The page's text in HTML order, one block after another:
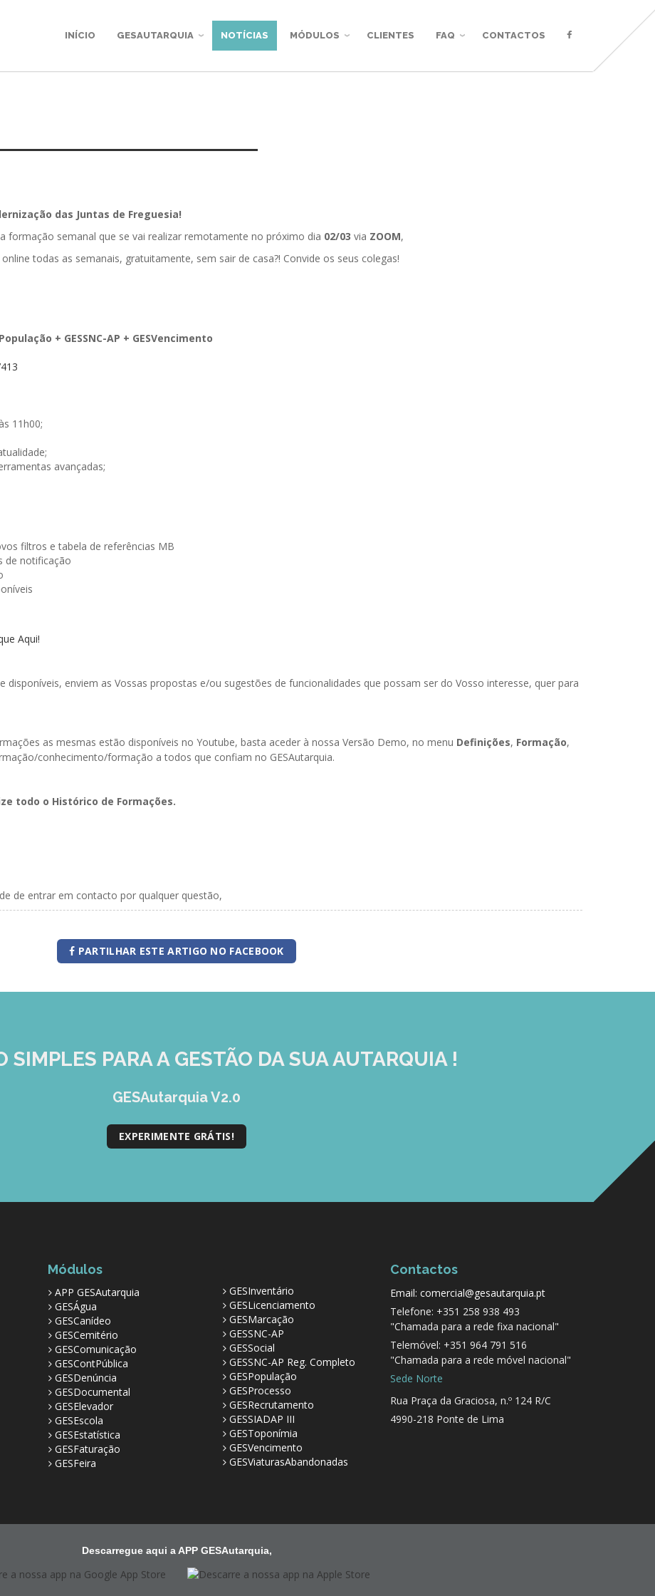
INÍCIO GESAUTARQUIA NOTÍCIAS MÓDULOS CLIENTES FAQ CONTACTOS
das Juntas de Freguesia!
formação semanal que se vai realizar remotamente no próximo dia 02/03 via ZOOM,
todas as semanais, gratuitamente, sem sair de casa?! Convide os seus colegas!
+ GESSNC-AP + GESVencimento
11h00;
avançadas;
filtros e tabela de referências MB
de notificação
Aqui!
disponíveis, enviem as Vossas propostas e/ou sugestões de funcionalidades que possam ser do Vosso interesse, quer para
as mesmas estão disponíveis no Youtube, basta aceder à nossa Versão Demo, no menu Definições, Formação,
conhecimento/formação a todos que confiam no GESAutarquia.
todo o Histórico de Formações.
de entrar em contacto por qualquer questão,
PARTILHAR ESTE ARTIGO NO FACEBOOK
SIMPLES PARA A GESTÃO DA SUA AUTARQUIA !
GESAutarquia V2.0
EXPERIMENTE GRÁTIS!
Módulos
APP GESAutarquia
GESÁgua
GESCanídeo
GESCemitério
GESComunicação
GESContPública
GESDenúncia
GESDocumental
GESElevador
GESEscola
GESEstatística
GESFaturação
GESFeira
GESInventário
GESLicenciamento
GESMarcação
GESSNC-AP
GESSocial
GESSNC-AP Reg. Completo
GESPopulação
GESProcesso
GESRecrutamento
GESSIADAP III
GESToponímia
GESVencimento
GESViaturasAbandonadas
Contactos
Email: comercial@gesautarquia.pt
Telefone: +351 258 938 493
"Chamada para a rede fixa nacional"
Telemóvel: +351 964 791 516
"Chamada para a rede móvel nacional"
Sede Norte
Rua Praça da Graciosa, n.º 124 R/C
4990-218 Ponte de Lima
Descarregue aqui a APP GESAutarquia,